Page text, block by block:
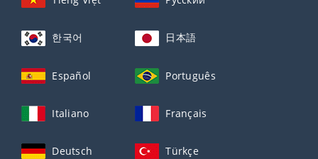
한국어 日本語
Español Português
Italiano Français
Deutsch Türkçe